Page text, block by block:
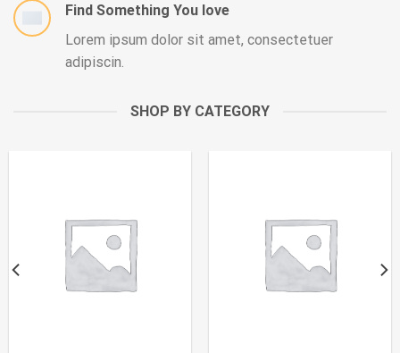
Find Something You love
Lorem ipsum dolor sit amet, consectetuer
adipiscin.
SHOP BY CATEGORY